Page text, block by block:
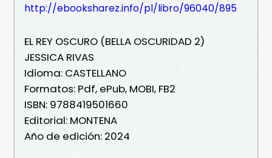
http://ebooksharez.info/pl/libro/96040/895
EL REY OSCURO (BELLA OSCURIDAD 2)
JESSICA RIVAS
Idioma: CASTELLANO
Formatos: Pdf, ePub, MOBI, FB2
ISBN: 9788419501660
Editorial: MONTENA
Año de edición: 2024